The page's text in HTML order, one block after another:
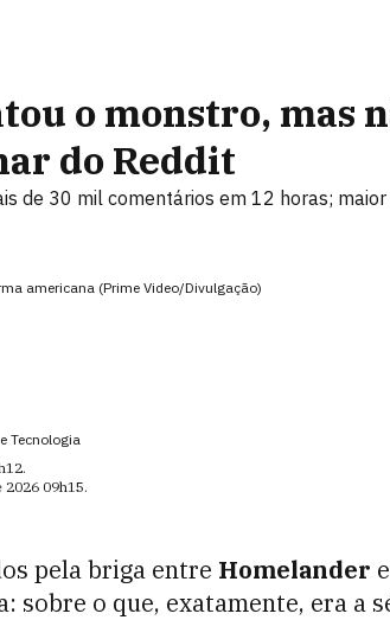
o monstro, mas
do Reddit
de 30 mil comentários em 12 horas;
americana (Prime Video/Divulgação)
Tecnologia
.
2026 09h15.
pela briga entre Homelander e
sobre o que, exatamente, era a